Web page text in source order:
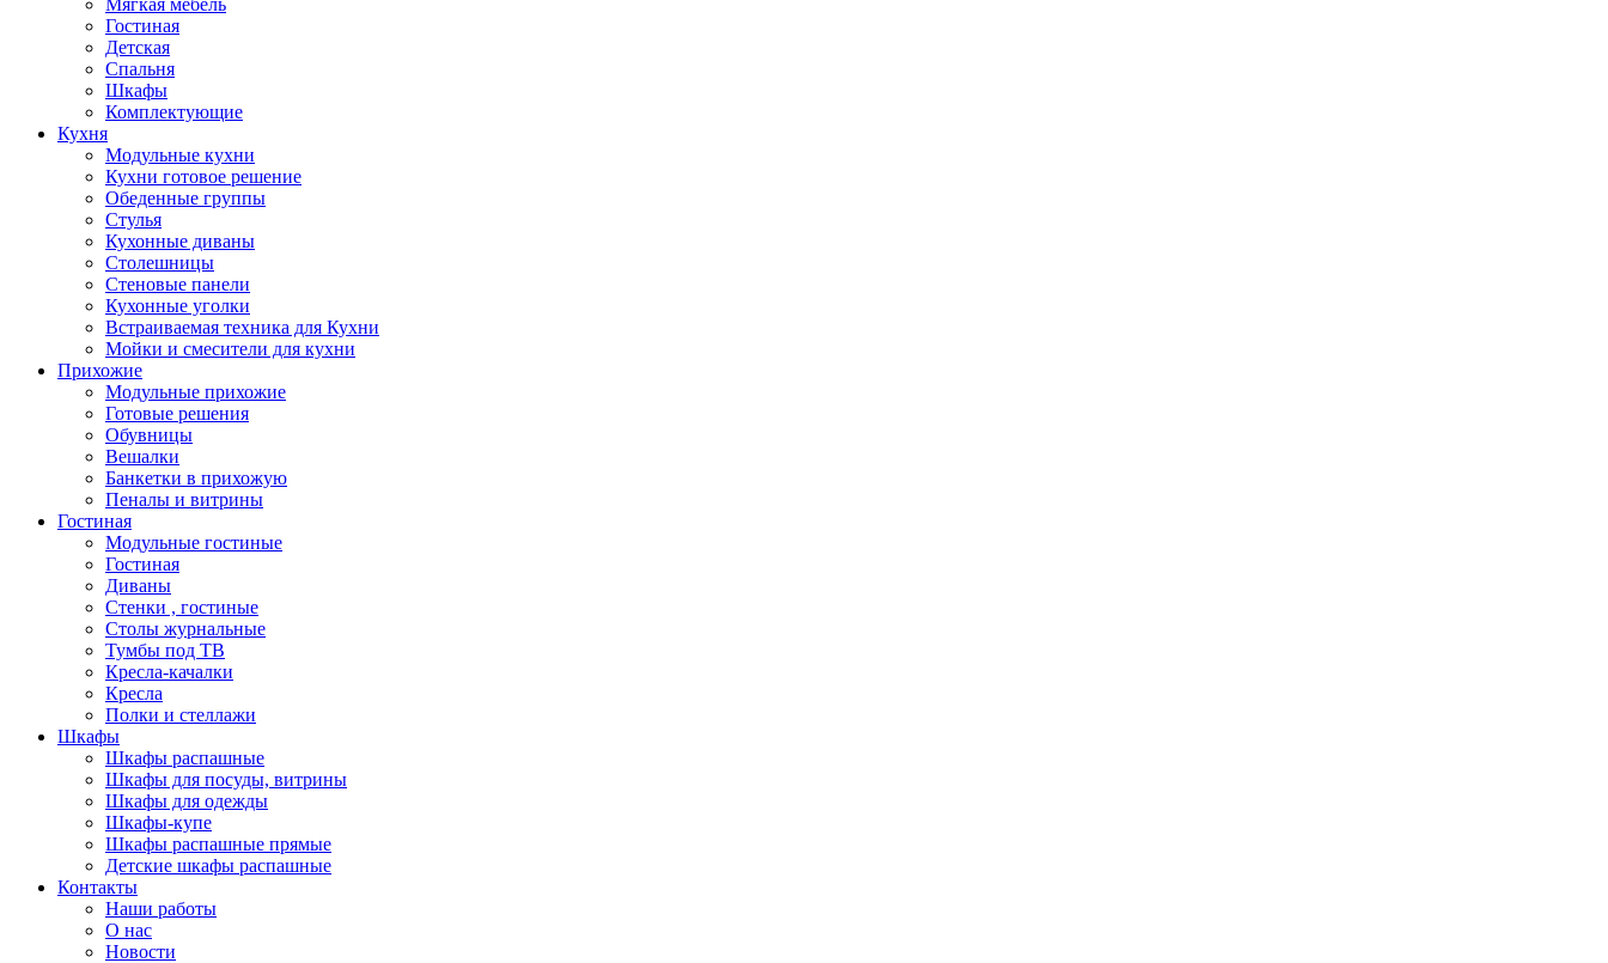
Мягкая мебель
Гостиная
Детская
Спальня
Шкафы
Комплектующие
Кухня
Модульные кухни
Кухни готовое решение
Обеденные группы
Стулья
Кухонные диваны
Столешницы
Стеновые панели
Кухонные уголки
Встраиваемая техника для Кухни
Мойки и смесители для кухни
Прихожие
Модульные прихожие
Готовые решения
Обувницы
Вешалки
Банкетки в прихожую
Пеналы и витрины
Гостиная
Модульные гостиные
Гостиная
Диваны
Стенки , гостиные
Столы журнальные
Тумбы под ТВ
Кресла-качалки
Кресла
Полки и стеллажи
Шкафы
Шкафы распашные
Шкафы для посуды, витрины
Шкафы для одежды
Шкафы-купе
Шкафы распашные прямые
Детские шкафы распашные
Контакты
Наши работы
О нас
Новости